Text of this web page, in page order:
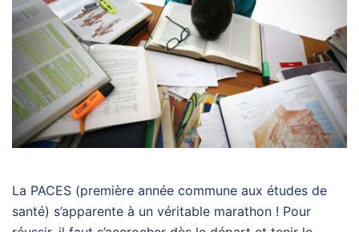
La PACES (première année commune aux études de
santé) s’apparente à un véritable marathon ! Pour